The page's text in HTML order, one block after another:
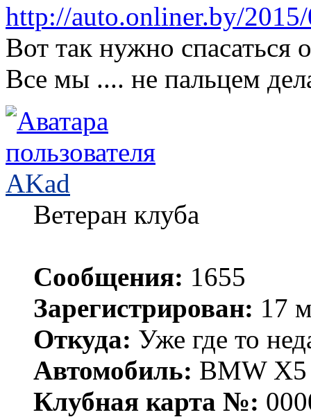
http://auto.onliner.by/
Вот так нужно спасаться
Все мы .... не пальцем
AKad
Ветеран клуба
Сообщения: 1655
Зарегистрирован: 17
Откуда: Уже где то
Автомобиль: BMW X5
Клубная карта №: